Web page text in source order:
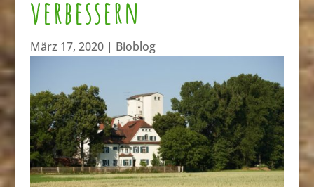
verbessern
März 17, 2020| Bioblog